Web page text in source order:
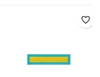
favorite_border